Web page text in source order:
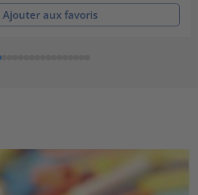
Ajouter aux favoris